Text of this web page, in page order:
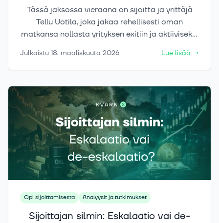
Tässä jaksossa vieraana on sijoitta ja yrittäjä
Tellu Uotila, joka jakaa rehellisesti oman
matkansa nollasta yrityksen exitiin ja aktiiviseksi
alkoi ilman valmista pelikirjaa, miten yritys
rakennettiin ja myytiin vuonna 2023 sekä miten
oppien. Lisäksi keskustellaan velkavivun roolista,
riskin ymmärtämisestä ja siitä, mitä jokaisen
sijoittajan kannattaa tietää alkuvaiheessa. Tellun
tarina on konkreettinen esimerkki siitä, miten
määrätietoisuus, uteliaisuus ja oppimishalu
voivat viedä pitkälle, vaikka lähtisi täysin
nollasta.
Julkaistu 18. maaliskuuta 2026 Lue lisää →
Opi sijoittamisesta Analyysit ja tutkimukset
Sijoittajan silmin: Eskalaatio vai de-